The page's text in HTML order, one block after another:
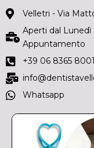
Velletri - Via
Aperti dal Lunedì
Appuntamento
+39 06 8365 8001
Whatsapp